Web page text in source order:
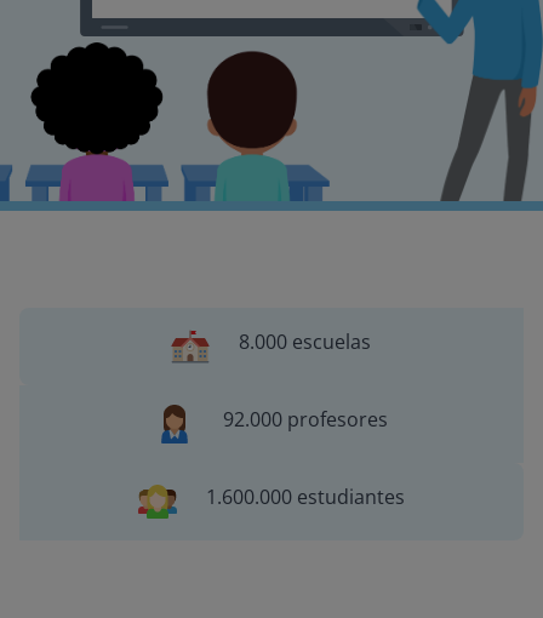
8.000 escuelas
92.000 profesores
1.600.000 estudiantes